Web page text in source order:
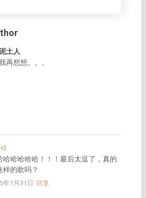
土人
再想想。。。
哈哈哈哈哈！！！最后太逗了，真的
样的歌吗？
年1月31日 回复